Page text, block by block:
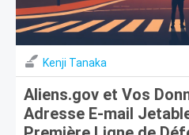
Kenji Tanaka
Aliens.gov et Vos
Adresse E-mail